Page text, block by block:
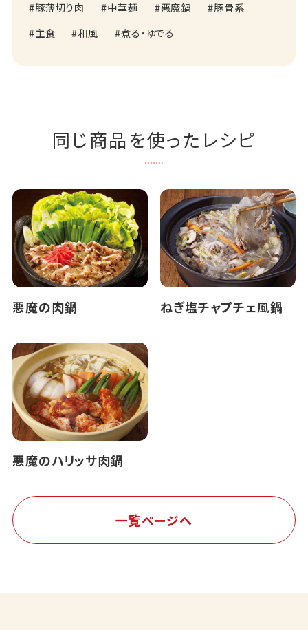
豚薄切り肉 中華麺 悪魔鍋
豚骨系
主食
和風 煮る・ゆでる
同じ商品を使ったレシピ
悪魔の肉鍋 ねぎ塩チャプチェ風鍋
悪魔のハリッサ肉鍋
一覧ページへ